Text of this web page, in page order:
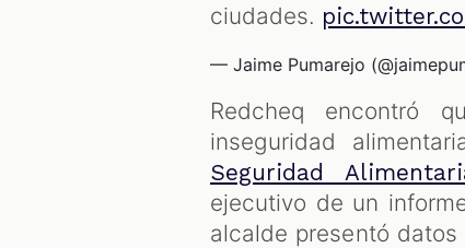
ciudades.
— Jaime Pumarejo
Redcheq encontró
inseguridad
Seguridad
ejecutivo de un
alcalde presentó